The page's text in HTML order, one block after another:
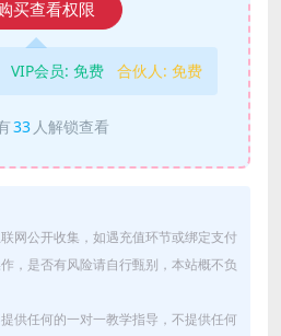
买查看权限
VIP会员: 免费 合伙人: 免费
33 人解锁查看
网公开收集，如遇充值环节或绑定支付
，是否有风险请自行甄别，本站概不负
供任何的一对一教学指导，不提供任何